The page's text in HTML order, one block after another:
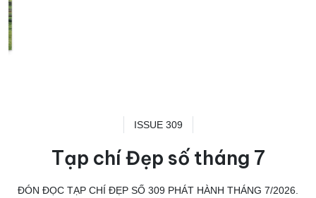
ISSUE 309
Tạp chí Đẹp số tháng 7
ĐÓN ĐỌC TẠP CHÍ ĐẸP SỐ 309 PHÁT HÀNH THÁNG 7/2026.